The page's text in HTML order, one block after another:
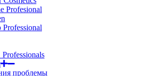
Profesional
Professional
проблемы